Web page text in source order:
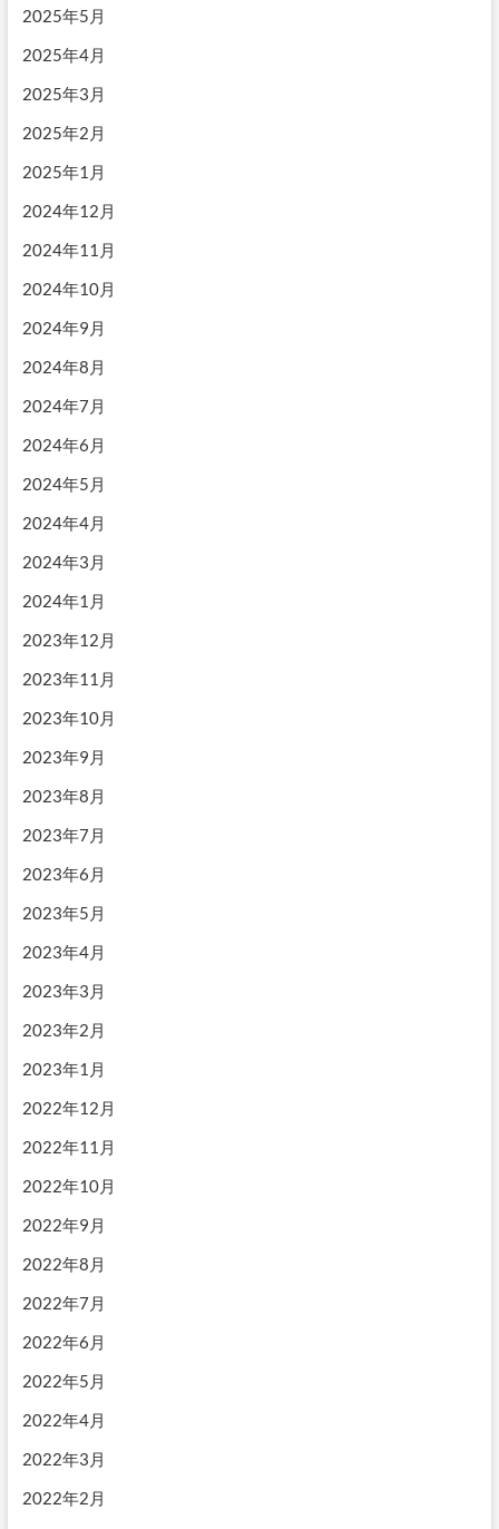
2025年5月
2025年4月
2025年3月
2025年2月
2025年1月
2024年12月
2024年11月
2024年10月
2024年9月
2024年8月
2024年7月
2024年6月
2024年5月
2024年4月
2024年3月
2024年1月
2023年12月
2023年11月
2023年10月
2023年9月
2023年8月
2023年7月
2023年6月
2023年5月
2023年4月
2023年3月
2023年2月
2023年1月
2022年12月
2022年11月
2022年10月
2022年9月
2022年8月
2022年7月
2022年6月
2022年5月
2022年4月
2022年3月
2022年2月